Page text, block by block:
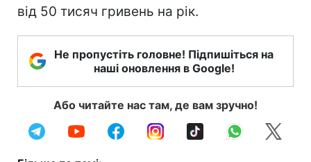
від 50 тисяч гривень на рік.
Не пропустіть головне! Підпишіться на
наші оновлення в Google!
Або читайте нас там, де вам зручно!